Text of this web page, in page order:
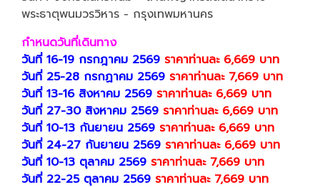
พระธาตุพนมวรวิหาร - กรุงเทพมหานคร
กำหนดวันที่เดินทาง
วันที่ 16-19 กรกฎาคม 2569 ราคาท่านละ 6,669 บาท
วันที่ 25-28 กรกฏาคม 2569 ราคาท่านละ 7,669 บาท
วันที่ 13-16 สิงหาคม 2569 ราคาท่านละ 6,669 บาท
วันที่ 27-30 สิงหาคม 2569 ราคาท่านละ 6,669 บาท
วันที่ 10-13 กันยายน 2569 ราคาท่านละ 6,669 บาท
วันที่ 24-27 กันยายน 2569 ราคาท่านละ 6,669 บาท
วันที่ 10-13 ตุลาคม 2569 ราคาท่านละ 7,669 บาท
วันที่ 22-25 ตุลาคม 2569 ราคาท่านละ 7,669 บาท